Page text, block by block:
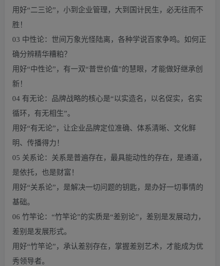
用好“二三论”，小到企业管理，大到国计民生，必无往而不
胜！
03 中性论：世间万象光怪陆离，各种学说百家争鸣。如何正
确分辨精华糟粕？
用好“中性论”，有一双“普世价值”的慧眼，才能做好继承创
新！
04 有无论：品牌战略的核心是“以实造名，以名促实，名实
循环，有无相生”。
用好“有无论”，让企业品牌定位准确、体系清晰、文化鲜
明、传播得力！
05 关系论：关系是普遍存在，最具能动性的存在，是通道，
是依托，也是财富！
用好“关系论”，是解决一切问题的钥匙，是办好一切事情的
基础。
06 竹竿论：“竹竿论”的实质是“差别论”，差别是发展动力，
差别是发展形式。
用好“竹竿论”，承认差别存在，掌握差别艺术，才能成为优
秀领导者。